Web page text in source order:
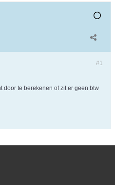
#1
door te berekenen of zit er geen btw